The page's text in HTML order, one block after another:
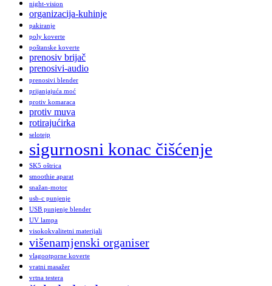
night-vision
organizacija-kuhinje
pakiranje
poly koverte
poštanske koverte
prenosiv brijač
prenosivi-audio
prenosivi blender
prijanjajuća moć
protiv komaraca
protiv muva
rotirajućirka
selotejp
sigurnosni konac čišćenje
SK5 oštrica
smoothie aparat
snažan-motor
usb-c punjenje
USB punjenje blender
UV lampa
visokokvalitetni materijali
višenamjenski organiser
vlagootporne koverte
vratni masažer
vrtna testera